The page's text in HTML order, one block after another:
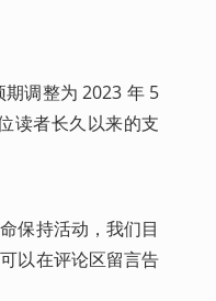
调整为 2023 年 5
读者长久以来的支
保持活动，我们目
以在评论区留言告